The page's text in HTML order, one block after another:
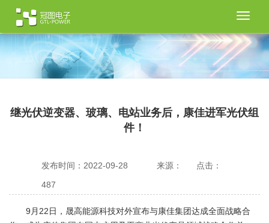
切
导
航
继光伏逆变器、玻璃、电站业务后，康佳进军光伏组
件！
发布时间：2022-09-28 来源：
点击：
487
9月22日，晟高能源科技对外宣布与康佳集团达成全面战略合